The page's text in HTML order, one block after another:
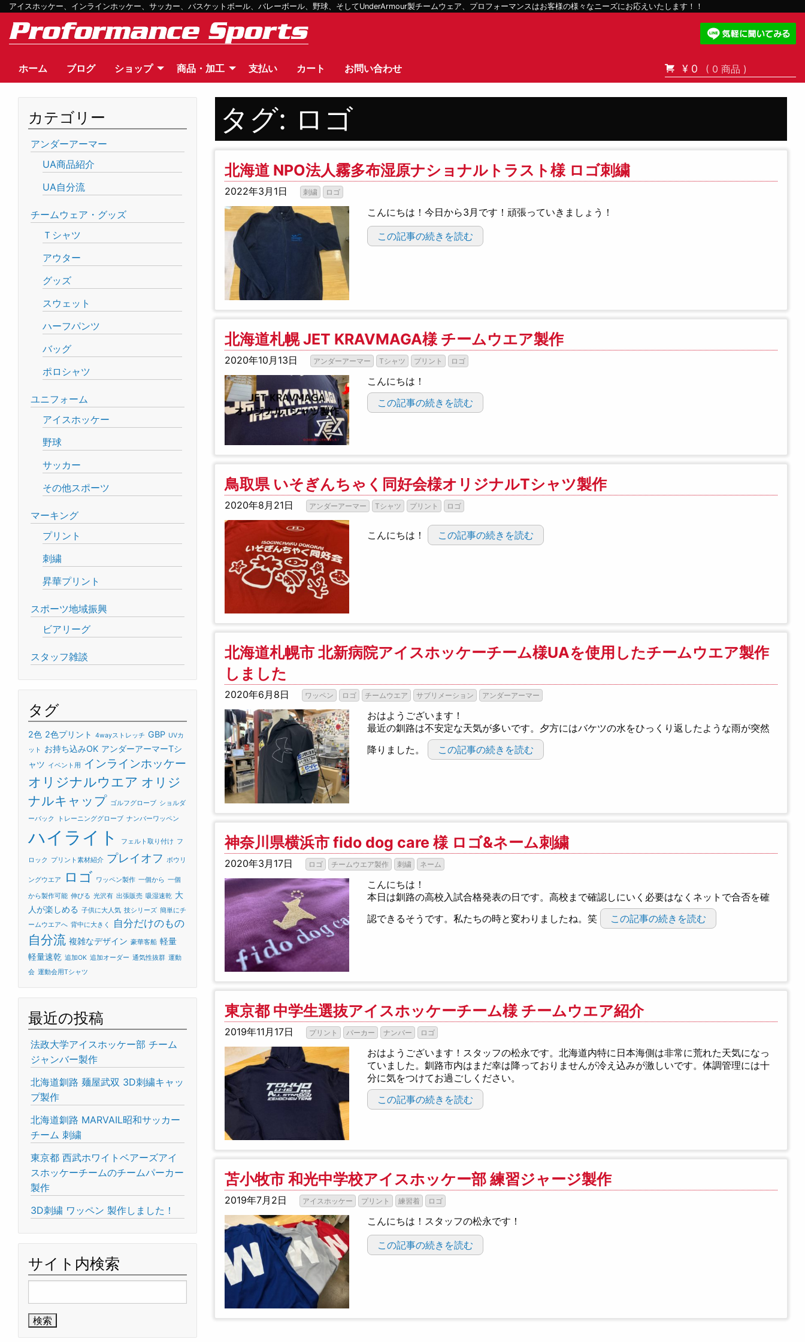
アイスホッケー、インラインホッケー、サッカー、バスケットボール、バレーボール、野球、そしてUnderArmour製チームウェア、プロフォーマンスはお客様の様々なニーズにお応えいたします！！
ホーム ブログ ショップ 商品・加工 支払い カート お問い合わせ ¥ 0 ( 0 商品 )
タグ: ロゴ
北海道 NPO法人霧多布湿原ナショナルトラスト様 ロゴ刺繍
2022年3月1日 刺繍 ロゴ
こんにちは！今日から3月です！頑張っていきましょう！
この記事の続きを読む
北海道札幌 JET KRAVMAGA様 チームウエア製作
2020年10月13日 アンダーアーマー Tシャツ プリント ロゴ
こんにちは！
この記事の続きを読む
鳥取県 いそぎんちゃく同好会様オリジナルTシャツ製作
2020年8月21日 アンダーアーマー Tシャツ プリント ロゴ
こんにちは！ この記事の続きを読む
北海道札幌市 北新病院アイスホッケーチーム様UAを使用したチームウエア製作
しました
2020年6月8日 ワッペン ロゴ チームウエア サブリメーション アンダーアーマー
おはようございます！
最近の釧路は不安定な天気が多いです。夕方にはバケツの水をひっくり返したような雨が突然
降りました。
この記事の続きを読む
神奈川県横浜市 fido dog care 様 ロゴ&ネーム刺繍
2020年3月17日 ロゴ チームウエア製作 刺繍 ネーム
こんにちは！
本日は釧路の高校入試合格発表の日です。高校まで確認しにいく必要はなくネットで合否を確
認できるそうです。私たちの時と変わりましたね。笑
この記事の続きを読む
東京都 中学生選抜アイスホッケーチーム様 チームウエア紹介
2019年11月17日 プリント パーカー ナンバー ロゴ
おはようございます！スタッフの松永です。北海道内特に日本海側は非常に荒れた天気になっ
ていました。釧路市内はまだ幸は降っておりませんが冷え込みが激しいです。体調管理には十
分に気をつけてお過ごしください。
この記事の続きを読む
苫小牧市 和光中学校アイスホッケー部 練習ジャージ製作
2019年7月2日 アイスホッケー プリント 練習着 ロゴ
こんにちは！スタッフの松永です！
この記事の続きを読む
カテゴリー
アンダーアーマー
UA商品紹介
UA自分流
チームウェア・グッズ
Ｔシャツ
アウター
グッズ
スウェット
ハーフパンツ
バッグ
ポロシャツ
ユニフォーム
アイスホッケー
野球
サッカー
その他スポーツ
マーキング
プリント
刺繍
昇華プリント
スポーツ地域振興
ビアリーグ
スタッフ雑談
タグ
2色 2色プリント 4wayストレッチ GBP UVカ
ット
お持ち込みOK アンダーアーマーTシ
ャツ イベント用 インラインホッケー
オリジナルウエア オリジ
ナルキャップ ゴルフグローブ ショルダ
ーバック
トレーニンググローブ ナンバーワッペン
ハイライト フェルト取り付け フ
ロック プリント素材紹介 プレイオフ ボウリ
ングウエア ロゴ ワッペン製作 一個から 一個
から製作可能 伸びる 光沢有 出張販売 吸湿速乾 大
人が楽しめる 子供に大人気 技シリーズ 簡単にチ
ームウエアへ 背中に大きく 自分だけのもの
自分流 複雑なデザイン 豪華客船 軽量
軽量速乾 追加OK 追加オーダー 通気性抜群 運動
会 運動会用Tシャツ
最近の投稿
法政大学アイスホッケー部 チーム
ジャンバー製作
北海道釧路 麺屋武双 3D刺繍キャッ
プ製作
北海道釧路 MARVAIL昭和サッカー
チーム 刺繍
東京都 西武ホワイトベアーズアイ
スホッケーチームのチームパーカー
製作
3D刺繍 ワッペン 製作しました！
サイト内検索
索: